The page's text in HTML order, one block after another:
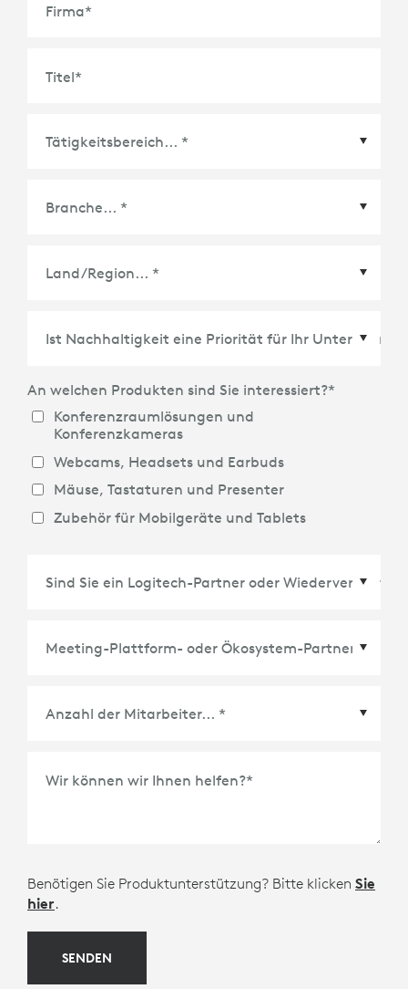
Firma*
Titel*
An welchen Produkten sind Sie interessiert?*
Konferenzraumlösungen und
Konferenzkameras
Webcams, Headsets und Earbuds
Mäuse, Tastaturen und Presenter
Zubehör für Mobilgeräte und Tablets
Wir können wir Ihnen helfen?*
Benötigen Sie Produktunterstützung? Bitte klicken Sie
hier.
SENDEN